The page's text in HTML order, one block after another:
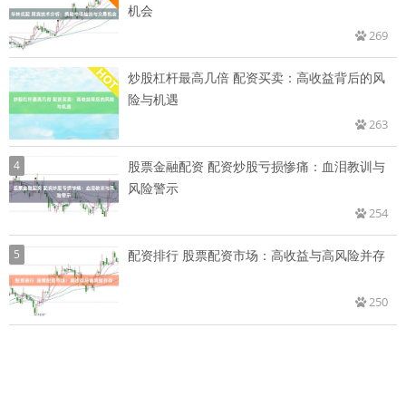
机会
269
炒股杠杆最高几倍 配资买卖：高收益背后的风
险与机遇
263
4
股票金融配资 配资炒股亏损惨痛：血泪教训与
风险警示
254
5 配资排行 股票配资市场：高收益与高风险并存
250